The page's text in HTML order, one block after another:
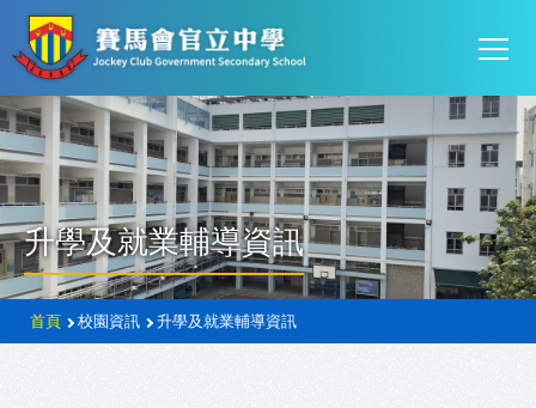
移至主內容
升學及就業輔導資訊
導
首頁 校園資訊 升學及就業輔導資訊